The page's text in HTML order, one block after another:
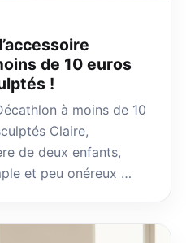
de 10 euros
!
à moins de 10
Claire,
de deux enfants,
et peu onéreux …